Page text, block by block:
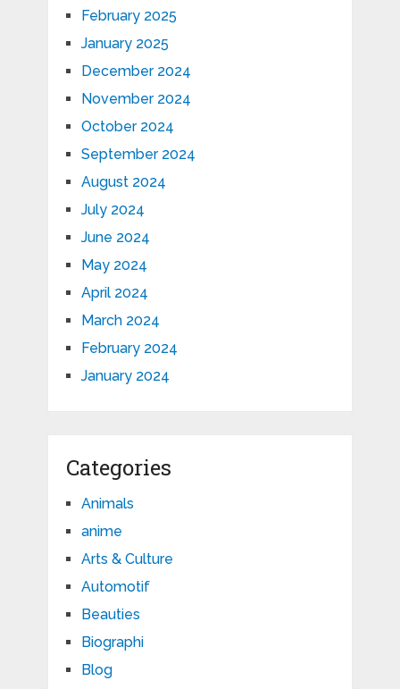
February 2025
January 2025
December 2024
November 2024
October 2024
September 2024
August 2024
July 2024
June 2024
May 2024
April 2024
March 2024
February 2024
January 2024
Categories
Animals
anime
Arts & Culture
Automotif
Beauties
Biographi
Blog